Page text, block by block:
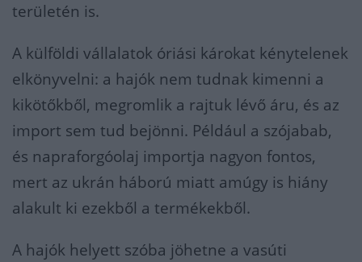
területén is.
A külföldi vállalatok óriási károkat kénytelenek
elkönyvelni: a hajók nem tudnak kimenni a
kikötőkből, megromlik a rajtuk lévő áru, és az
import sem tud bejönni. Például a szójabab,
és napraforgóolaj importja nagyon fontos,
mert az ukrán háború miatt amúgy is hiány
alakult ki ezekből a termékekből.
A hajók helyett szóba jöhetne a vasúti